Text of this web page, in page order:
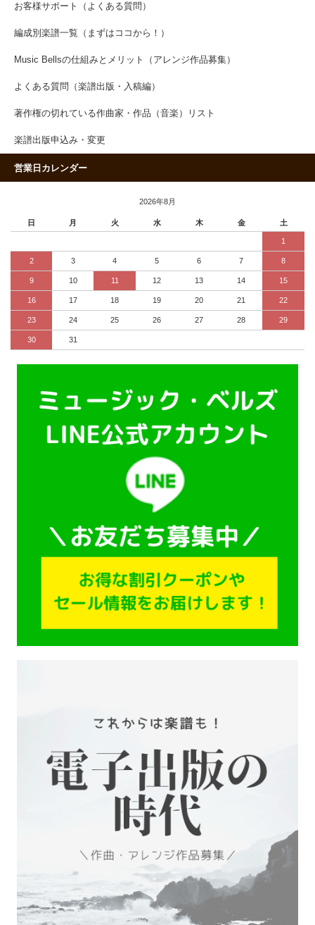
お客様サポート（よくある質問）
編成別楽譜一覧（まずはココから！）
Music Bellsの仕組みとメリット（アレンジ作品募集）
よくある質問（楽譜出版・入稿編）
著作権の切れている作曲家・作品（音楽）リスト
楽譜出版申込み・変更
営業日カレンダー
2026年8月
日 月 火 水 木 金 土
1
2 3 4 5 6 7 8
9 10 11 12 13 14 15
16 17 18 19 20 21 22
23 24 25 26 27 28 29
30 31